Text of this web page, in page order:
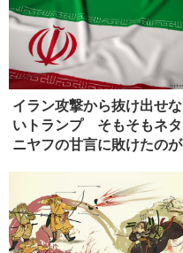
イラン攻撃から抜け出せな
いトランプ そもそもネタ
ニヤフの甘言に敗けたのが